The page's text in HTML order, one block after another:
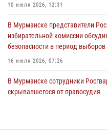
тактическое занятие
30 июля 2026, 14:05
10 июля 2026, 12:31
В Мурманске представители
избирательной комиссии
безопасности в период выборов
16 июля 2026, 07:26
В Мурманске сотрудники
скрывавшегося от правосудия